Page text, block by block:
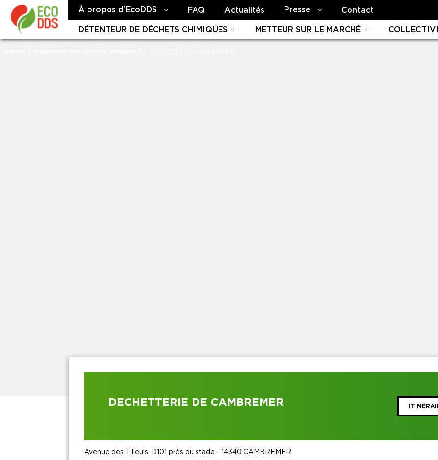
À propos d’EcoDDS FAQ Actualités Presse Contact
DÉTENTEUR DE DÉCHETS CHIMIQUES METTEUR SUR LE MARCHÉ
DECHETTERIE DE CAMBREMER
Avenue des Tilleuls, D101 près du stade - 14340 CAMBREMER